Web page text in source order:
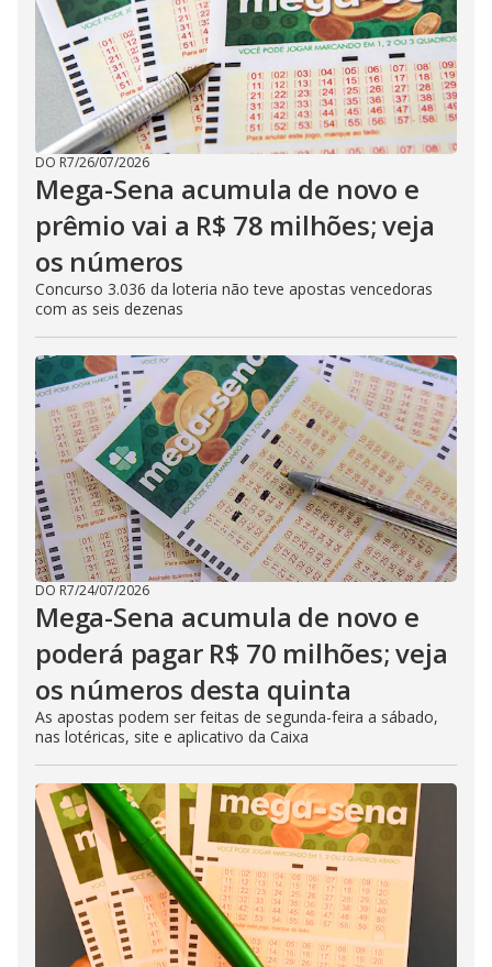
DO R7/26/07/2026
Mega-Sena acumula de novo e
prêmio vai a R$ 78 milhões; veja
os números
Concurso 3.036 da loteria não teve apostas vencedoras
com as seis dezenas
DO R7/24/07/2026
Mega-Sena acumula de novo e
poderá pagar R$ 70 milhões; veja
os números desta quinta
As apostas podem ser feitas de segunda-feira a sábado,
nas lotéricas, site e aplicativo da Caixa